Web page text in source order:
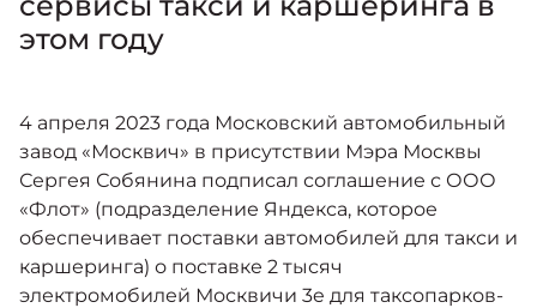
Москвич 6
Яркий динамичный седан
Москвич 3 с ручным
управлением (РУ)
Кроссовер, создающий равные
возможности
от 2 069 000 ₽*
Спецпредложения
Калькулятор трейд-ин
СЕРВИСНЫЕ АКЦИИ
АКСЕССУАРЫ
этом году
4 апреля 2023 года Московский автомобильный
завод «Москвич» в присутствии Мэра Москвы
Сергея Собянина подписал соглашение с ООО
«Флот» (подразделение Яндекса, которое
обеспечивает поставки автомобилей для такси и
каршеринга) о поставке 2 тысяч
электромобилей Москвичи 3e для таксопарков-